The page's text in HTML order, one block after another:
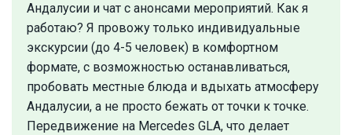
Андалусии и чат с анонсами мероприятий. Как я
работаю? Я провожу только индивидуальные
экскурсии (до 4-5 человек) в комфортном
формате, с возможностью останавливаться,
пробовать местные блюда и вдыхать атмосферу
Андалусии, а не просто бежать от точки к точке.
Передвижение на Mercedes GLA, что делает